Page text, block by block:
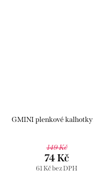
GMINI plenkové kalhotky
149 Kč
61 Kč bez DPH
74 Kč